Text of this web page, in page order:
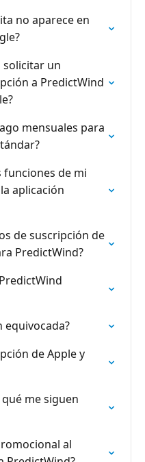
no aparece en
solicitar un
a PredictWind
mensuales para
funciones de mi
aplicación
de suscripción de
PredictWind?
equivocada?
de Apple y
me siguen
al